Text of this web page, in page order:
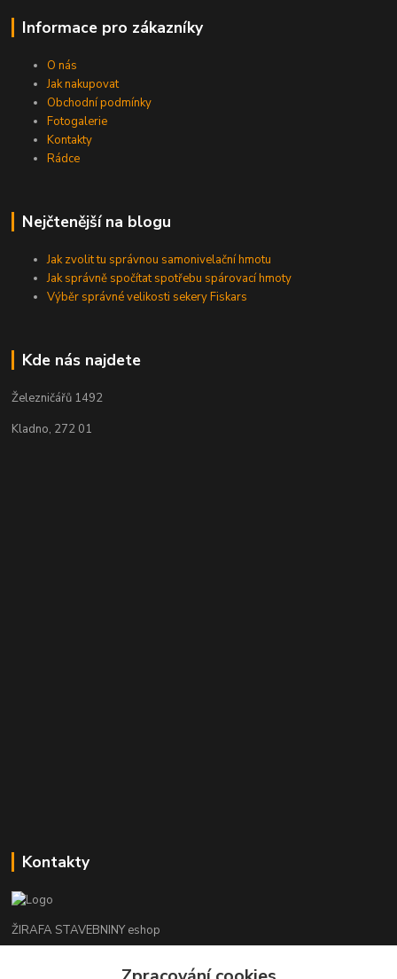
Informace pro zákazníky
O nás
Jak nakupovat
Obchodní podmínky
Fotogalerie
Kontakty
Rádce
Nejčtenější na blogu
Jak zvolit tu správnou samonivelační hmotu
Jak správně spočítat spotřebu spárovací hmoty
Výběr správné velikosti sekery Fiskars
Kde nás najdete
Železničářů 1492
Kladno, 272 01
Kontakty
ŽIRAFA STAVEBNINY eshop
+420 312 685 342